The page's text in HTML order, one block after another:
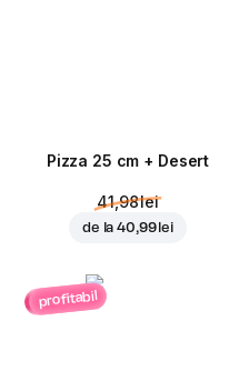
Pizza 25 cm + Desert
41,98 lei
de la40,99 lei
profitabil